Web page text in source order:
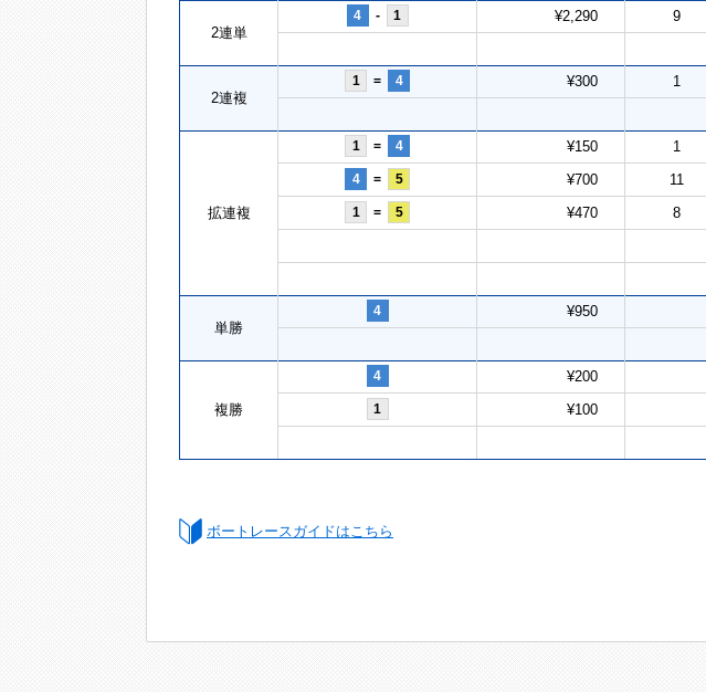
2連単
4 - 1 ¥2,290 9
2連複
1 = 4 ¥300 1
拡連複
1 = 4 ¥150 1
4 = 5 ¥700 11
1 = 5 ¥470 8
単勝
4 ¥950
複勝
4 ¥200
1 ¥100
ボートレースガイドはこちら